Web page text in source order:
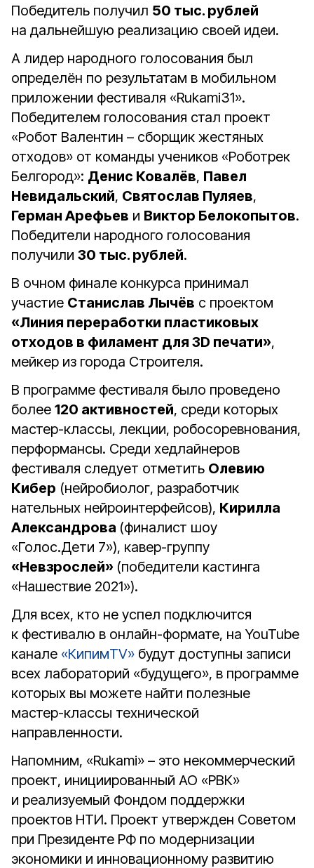
Победитель получил 50 тыс. рублей
на дальнейшую реализацию своей идеи.
А лидер народного голосования был
определён по результатам в мобильном
приложении фестиваля «Rukami31».
Победителем голосования стал проект
«Робот Валентин – сборщик жестяных
отходов» от команды учеников «Роботрек
Белгород»: Денис Ковалёв, Павел
Невидальский, Святослав Пуляев,
Герман Арефьев и Виктор Белокопытов.
Победители народного голосования
получили 30 тыс. рублей.
В очном финале конкурса принимал
участие Станислав Лычёв с проектом
«Линия переработки пластиковых
отходов в филамент для 3D печати»,
мейкер из города Строителя.
В программе фестиваля было проведено
более 120 активностей, среди которых
мастер-классы, лекции, робосоревнования,
перформансы. Среди хедлайнеров
фестиваля следует отметить Олевию
Кибер (нейробиолог, разработчик
нательных нейроинтерфейсов), Кирилла
Александрова (финалист шоу
«Голос.Дети 7»), кавер-группу
«Невзрослей» (победители кастинга
«Нашествие 2021»).
Для всех, кто не успел подключится
к фестивалю в онлайн-формате, на YouTube
канале «КипимTV» будут доступны записи
всех лабораторий «будущего», в программе
которых вы можете найти полезные
мастер-классы технической
направленности.
Напомним, «Rukami» – это некоммерческий
проект, инициированный АО «РВК»
и реализуемый Фондом поддержки
проектов НТИ. Проект утвержден Советом
при Президенте РФ по модернизации
экономики и инновационному развитию